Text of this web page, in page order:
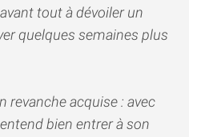
tout à dévoiler un
quelques semaines plus
revanche acquise : avec
bien entrer à son